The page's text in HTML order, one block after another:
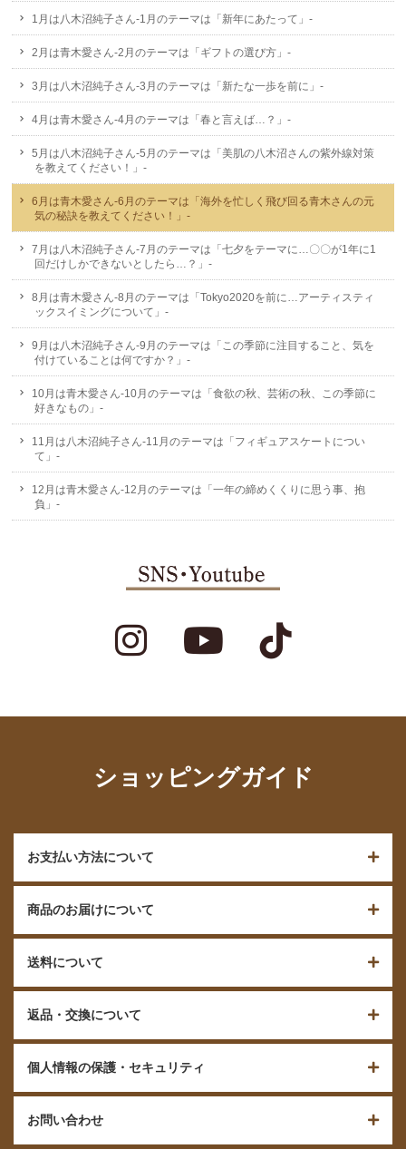
1月は八木沼純子さん-1月のテーマは「新年にあたって」-
2月は青木愛さん-2月のテーマは「ギフトの選び方」-
3月は八木沼純子さん-3月のテーマは「新たな一歩を前に」-
4月は青木愛さん-4月のテーマは「春と言えば…？」-
5月は八木沼純子さん-5月のテーマは「美肌の八木沼さんの紫外線対策
を教えてください！」-
6月は青木愛さん-6月のテーマは「海外を忙しく飛び回る青木さんの元
気の秘訣を教えてください！」-
7月は八木沼純子さん-7月のテーマは「七夕をテーマに…〇〇が1年に1
回だけしかできないとしたら…？」-
8月は青木愛さん-8月のテーマは「Tokyo2020を前に…アーティスティ
ックスイミングについて」-
9月は八木沼純子さん-9月のテーマは「この季節に注目すること、気を
付けていることは何ですか？」-
10月は青木愛さん-10月のテーマは「食欲の秋、芸術の秋、この季節に
好きなもの」-
11月は八木沼純子さん-11月のテーマは「フィギュアスケートについ
て」-
12月は青木愛さん-12月のテーマは「一年の締めくくりに思う事、抱
負」-
ショッピングガイド
お支払い方法について
商品のお届けについて
送料について
返品・交換について
個人情報の保護・セキュリティ
お問い合わせ